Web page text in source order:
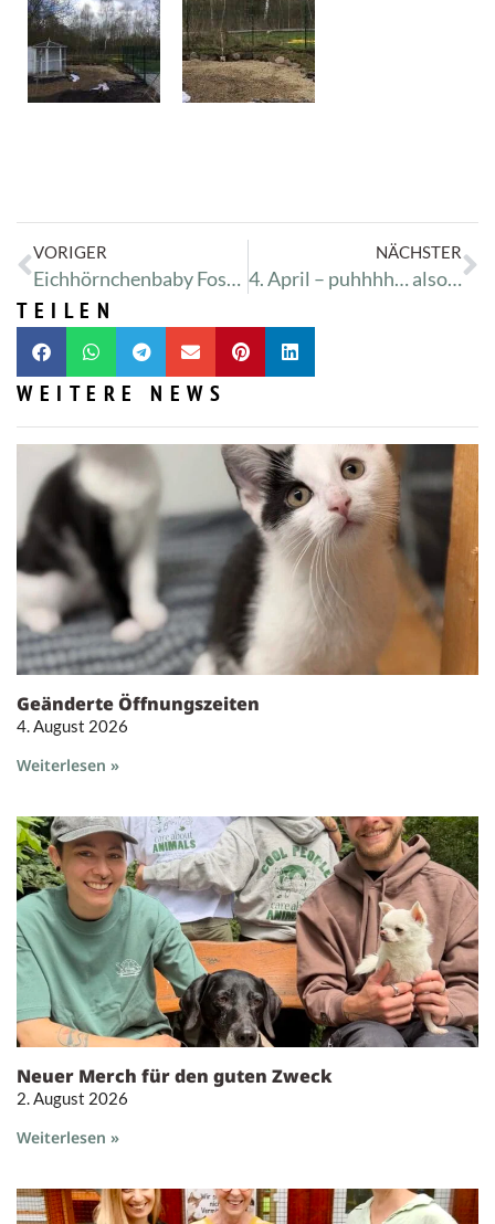
VORIGER
Eichhörnchenbaby Fossi fällt aus dem Nest
NÄCHSTER
4. April – puhhhh… also 1 1/2 Dogsplace Hütten können kommen ;-)
TEILEN
WEITERE NEWS
Geänderte Öffnungszeiten
4. August 2026
Weiterlesen »
Neuer Merch für den guten Zweck
2. August 2026
Weiterlesen »